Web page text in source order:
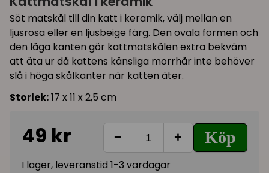
Söt matskål till din katt i keramik, välj mellan en
ljusrosa eller en ljusbeige färg. Den ovala formen och
den låga kanten gör kattmatskålen extra bekväm
att äta ur då kattens känsliga morrhår inte behöver
slå i höga skålkanter när katten äter.
Storlek:17 x 11 x 2,5 cm
49 kr − + Köp
I lager, leveranstid 1-3 vardagar